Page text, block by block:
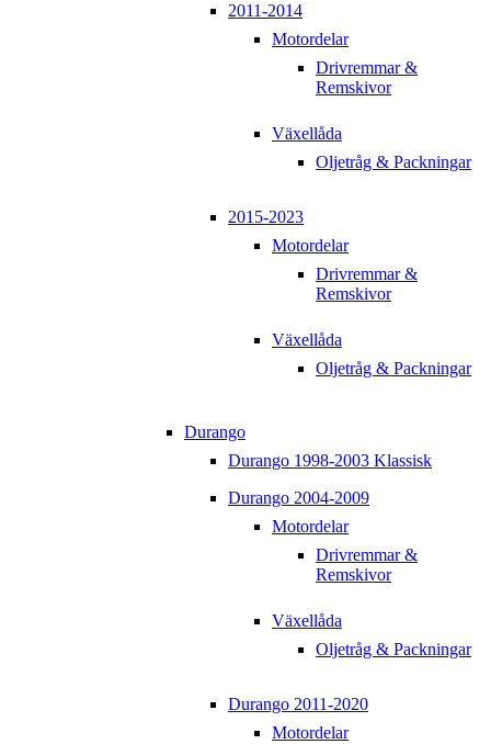
2011-2014
Motordelar
Drivremmar &
Remskivor
Växellåda
Oljetråg & Packningar
2015-2023
Motordelar
Drivremmar &
Remskivor
Växellåda
Oljetråg & Packningar
Durango
Durango 1998-2003 Klassisk
Durango 2004-2009
Motordelar
Drivremmar &
Remskivor
Växellåda
Oljetråg & Packningar
Durango 2011-2020
Motordelar